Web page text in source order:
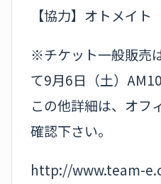
【協力】オトメイト
※チケット一般販売
て9月6日（土）
この他詳細は、オフ
確認下さい。
http://www.team-